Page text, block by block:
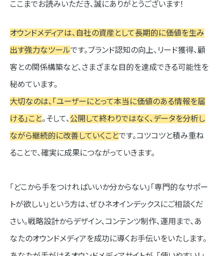
ここまでお読みいただき、誠にありがとうございます！
オウンドメディアは、自社の資産として長期的に価値を生み
出す強力なツールです。ブランド認知の向上、リード獲得、顧
客との関係構築など、さまざまな目的を達成できる可能性を
秘めています。
大切なのは、「ユーザーにとって本当に価値のある情報を届
ける」こと。そして、公開して終わりではなく、データを分析し
ながら継続的に改善していくことです。コツコツと積み重ね
ることで、確実に成果につながっていきます。
「どこから手をつければいいか分からない」「専門的なサポー
トが欲しい」という方は、ぜひネオインデックスにご相談くだ
さい。戦略設計からデザイン、コンテンツ制作、運用まで、あ
なたのオウンドメディアを成功に導くお手伝いをいたします。